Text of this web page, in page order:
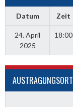
Datum Zeit
24. April
2025
18:00
AUSTRAGUNGSORT